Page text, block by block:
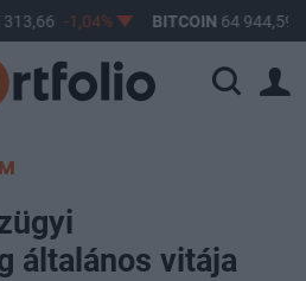
313,66 -1,04% BITCOIN 64 944,59
általános vitája